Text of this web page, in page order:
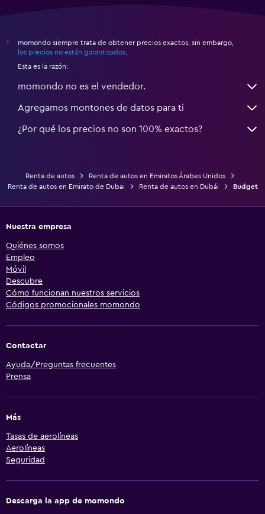
*
momondo siempre trata de obtener precios exactos, sin embargo,
los precios no están garantizados.
Esta es la razón:
momondo no es el vendedor.
Agregamos montones de datos para ti
¿Por qué los precios no son 100% exactos?
Renta de autos
Renta de autos en Emiratos Árabes Unidos
Renta de autos en Emirato de Dubai
Renta de autos en Dubái Budget
Nuestra empresa
Quiénes somos
Empleo
Móvil
Descubre
Cómo funcionan nuestros servicios
Códigos promocionales momondo
Contactar
Ayuda/Preguntas frecuentes
Prensa
Más
Tasas de aerolíneas
Aerolíneas
Seguridad
Descarga la app de momondo